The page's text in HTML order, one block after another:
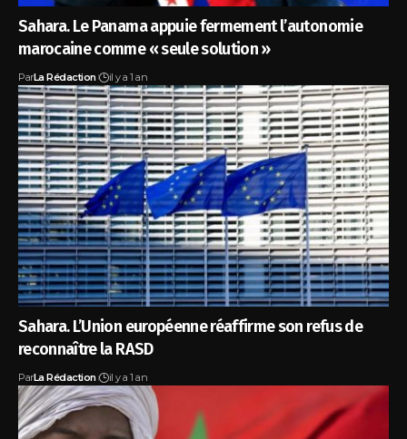
Sahara. Le Panama appuie fermement l’autonomie
marocaine comme « seule solution »
ParLa Rédaction il y a 1 an
Sahara. L’Union européenne réaffirme son refus de
reconnaître la RASD
ParLa Rédaction il y a 1 an